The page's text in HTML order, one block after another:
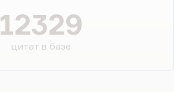
12329
цитат в базе